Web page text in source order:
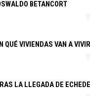
BETANCORT
QUÉ VIVIENDAS VAN A
LA LLEGADA DE